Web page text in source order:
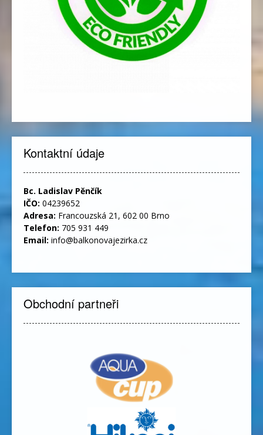
Kontaktní údaje
Bc. Ladislav Pěnčík
IČO: 04239652
Adresa: Francouzská 21, 602 00 Brno
Telefon: 705 931 449
Email: info@balkonovajezirka.cz
Obchodní partneři